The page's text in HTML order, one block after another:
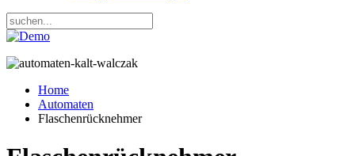
Home
Automaten
Flaschenrücknehmer